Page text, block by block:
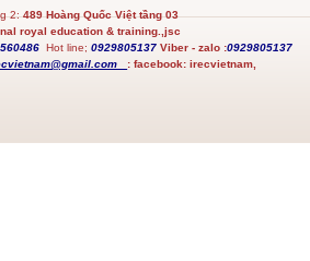
2:489 Hoàng Quốc Việt tầng 03
royal education & training.,jsc
Hot line; 0929805137 Viber - zalo :0929805137
:facebook: irecvietnam,